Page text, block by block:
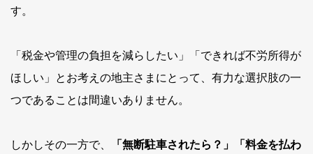
す。
「税金や管理の負担を減らしたい」「できれば不労所得が
ほしい」とお考えの地主さまにとって、有力な選択肢の一
つであることは間違いありません。
しかしその一方で、
「無断駐車されたら？」「料金を払わ